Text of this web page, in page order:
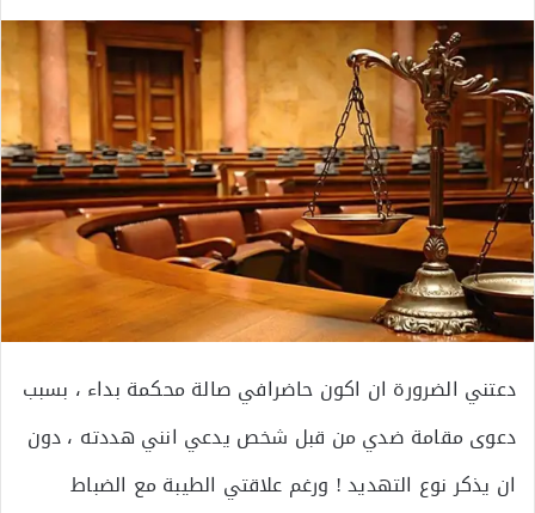
دعتني الضرورة ان اكون حاضرافي صالة محكمة بداء ، بسبب
دعوى مقامة ضدي من قبل شخص يدعي انني هددته ، دون
ان يذكر نوع التهديد ! ورغم علاقتي الطيبة مع الضباط